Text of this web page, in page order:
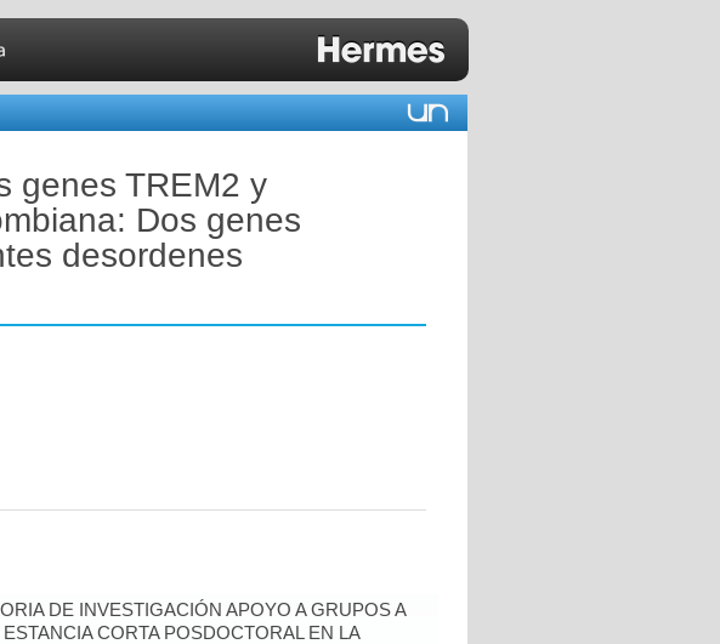
genes TREM2 y
Dos genes
desordenes
DE INVESTIGACIÓN APOYO A GRUPOS A
CORTA POSDOCTORAL EN LA